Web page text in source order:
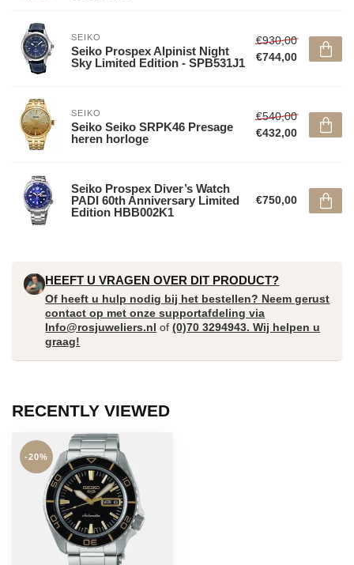
SEIKO
Seiko Prospex Alpinist Night
Sky Limited Edition - SPB531J1
€930,00
€744,00
SEIKO
Seiko Seiko SRPK46 Presage
heren horloge
€540,00
€432,00
Seiko Prospex Diver’s Watch
PADI 60th Anniversary Limited
Edition HBB002K1
€750,00
HEEFT U VRAGEN OVER DIT PRODUCT?
Of heeft u hulp nodig bij het bestellen? Neem gerust
contact op met onze supportafdeling via
Info@rosjuweliers.nl of(0)70 3294943. Wij helpen u
graag!
RECENTLY VIEWED
-20%